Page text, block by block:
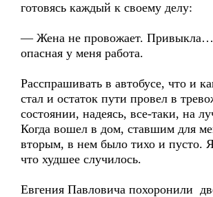
готовясь каждый к своему делу:
— Жена не провожает.
опасная у меня работа.
Расспрашивать в автобусе, что и
стал и остаток пути провел в
состоянии, надеясь, все-таки, на
Когда вошел в дом, ставшим для
вторым, в нем было тихо и пусто.
что худшее случилось.
Евгения Павловича похоронили